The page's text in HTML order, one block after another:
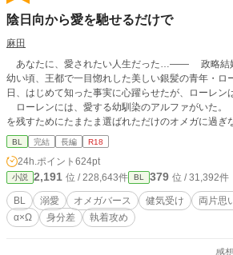
陰日向から愛を馳せるだけで
麻田
あなたに、愛されたい人生だった…―― 政略結婚で旦那様になったのは、
幼い頃、王都で一目惚れした美しい銀髪の青年・
日、はじめて知った事実に心躍らせたが、ローレン
ローレンには、愛する幼馴染のアルファがいた
を残すためにたまたま選ばれただけのオメガに過ぎない。 「好きにな
いたい。」 …そんな願いは、僕の夢でしかなくて
それでも、一抹の期待が拭えない、哀れなセリ。
てもいいように、準備はしてある。 結婚後、二年
に、新しいオメガが宛がわれることが決まったその
に変化が起こり始める… ―――例え叶わなくても、ずっと傍にいたかった…
陰日向から愛を馳せるだけで、よかった。 よかった
とを許されない愛しい人の名前を心の中で何度も囁
BL 完結 長編 R18
24h.ポイント 624pt
小説 2,191 位 / 228,643件 BL 379 位 / 31,392件
BL 溺愛 オメガバース 健気受け 両片思
α×Ω
身分差 執着攻め
感